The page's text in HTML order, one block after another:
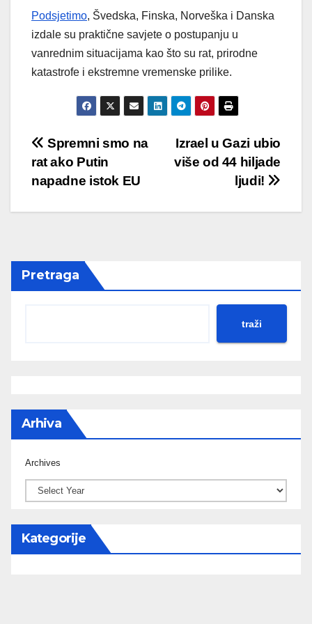
Podsjetimo, Švedska, Finska, Norveška i Danska
izdale su praktične savjete o postupanju u
vanrednim situacijama kao što su rat, prirodne
katastrofe i ekstremne vremenske prilike.
Post
navigation
Izrael u Gazi ubio
više od 44 hiljade
ljudi!
Spremni smo na
rat ako Putin
napadne istok EU
Pretraga
traži
Arhiva
Archives
Kategorije